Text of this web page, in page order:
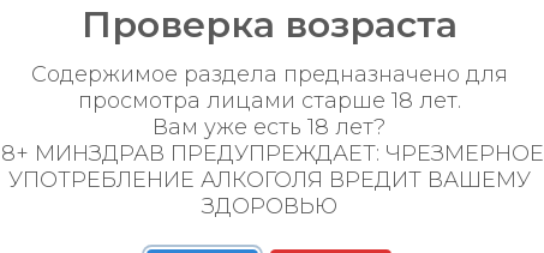
Проверка возраста
Содержимое раздела предназначено для
просмотра лицами старше 18 лет.
Вам уже есть 18 лет?
МИНЗДРАВ ПРЕДУПРЕЖДАЕТ: ЧРЕЗМЕРНОЕ
УПОТРЕБЛЕНИЕ АЛКОГОЛЯ ВРЕДИТ ВАШЕМУ
ЗДОРОВЬЮ